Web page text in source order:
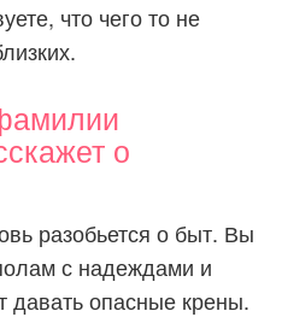
что чего то не
о
разобьется о быт. Вы
с надеждами и
давать опасные крены.